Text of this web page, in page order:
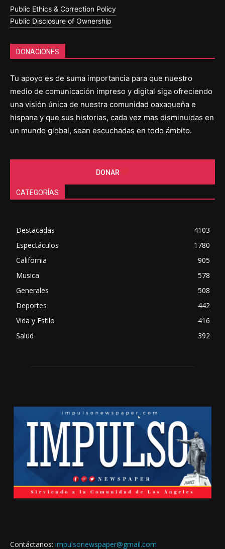
Public Ethics & Correction Policy
Public Disclosure of Ownership
DONACIONES
Tu apoyo es de suma importancia para que nuestro
medio de comunicación impreso y digital siga ofreciendo
una visión única de nuestra comunidad oaxaqueña e
hispana y que sus historias, cada vez mas disminuidas en
un mundo global, sean escuchadas en todo ámbito.
DONAR
CATEGORÍAS
Destacadas
4103
Espectáculos
1780
California
905
Musica
578
Generales
508
Deportes
442
Vida y Estilo
416
Salud
392
Contáctanos: impulsonewspaper@gmail.com